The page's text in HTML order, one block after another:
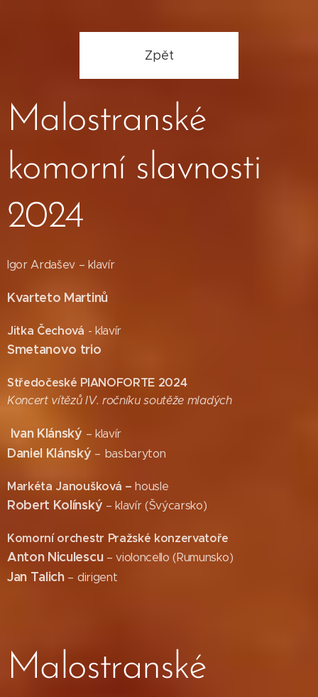
Zpět
Malostranské
komorní slavnosti
2024
Igor Ardašev – klavír
Kvarteto Martinů
Jitka Čechová - klavír
Smetanovo trio
Středočeské PIANOFORTE 2024
Koncert vítězů IV. ročníku soutěže mladých
Ivan Klánský – klavír
Daniel Klánský – basbaryton
Markéta Janoušková –housle
Robert Kolínský – klavír (Švýcarsko)
Komorní orchestr Pražské konzervatoře
Anton Niculescu – violoncello (Rumunsko)
Jan Talich– dirigent
Malostranské